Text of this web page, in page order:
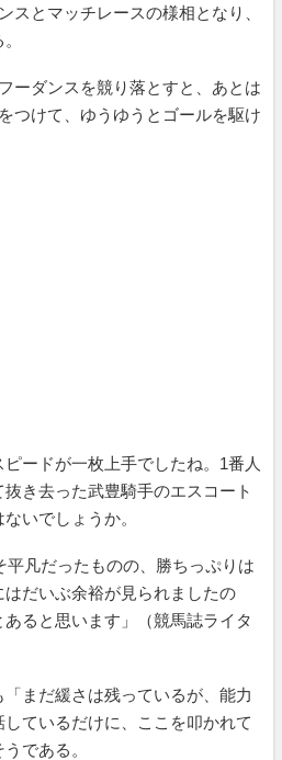
スとマッチレースの様相となり、
ーダンスを競り落とすと、あとは
つけて、ゆうゆうとゴールを駆け
ピードが一枚上手でしたね。1番人
き去った武豊騎手のエスコート
いでしょうか。
平凡だったものの、勝ちっぷりは
だいぶ余裕が見られましたの
ると思います」（競馬誌ライタ
まだ緩さは残っているが、能力
ているだけに、ここを叩かれて
である。